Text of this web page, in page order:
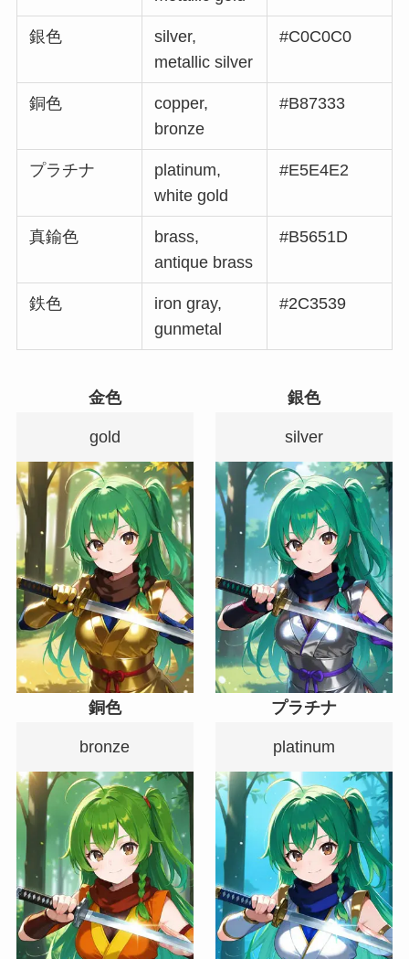
銀色
silver,
metallic silver
#C0C0C0
銅色
copper,
bronze
#B87333
プラチナ
platinum,
white gold
#E5E4E2
真鍮色
brass,
antique brass
#B5651D
鉄色
iron gray,
gunmetal
#2C3539
金色
gold
銀色
silver
銅色
bronze
プラチナ
platinum